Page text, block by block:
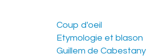
Coup d'oeil
Etymologie et blason
Guillem de Cabestany